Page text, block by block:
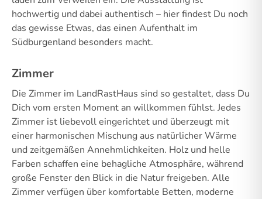
hochwertig und dabei authentisch – hier findest Du noch
das gewisse Etwas, das einen Aufenthalt im
Südburgenland besonders macht.
Zimmer
Die Zimmer im LandRastHaus sind so gestaltet, dass Du
Dich vom ersten Moment an willkommen fühlst. Jedes
Zimmer ist liebevoll eingerichtet und überzeugt mit
einer harmonischen Mischung aus natürlicher Wärme
und zeitgemäßen Annehmlichkeiten. Holz und helle
Farben schaffen eine behagliche Atmosphäre, während
große Fenster den Blick in die Natur freigeben. Alle
Zimmer verfügen über komfortable Betten, moderne